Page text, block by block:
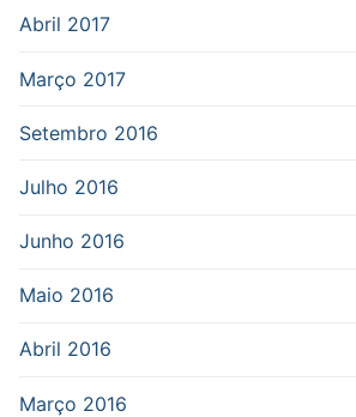
Abril 2017
Março 2017
Setembro 2016
Julho 2016
Junho 2016
Maio 2016
Abril 2016
Março 2016